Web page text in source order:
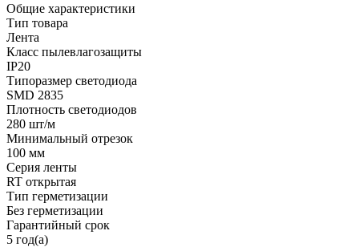
Общие характеристики
Тип товара
Лента
Класс пылевлагозащиты
IP20
Типоразмер светодиода
SMD 2835
Плотность светодиодов
280 шт/м
Минимальный отрезок
100 мм
Серия ленты
RT открытая
Тип герметизации
Без герметизации
Гарантийный срок
5 год(а)